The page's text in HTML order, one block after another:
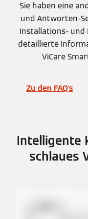
Sie haben eine
und Antworten-
Installations- und
detaillierte
ViCare
Zu den FAQ's
Intelligente
schlaues